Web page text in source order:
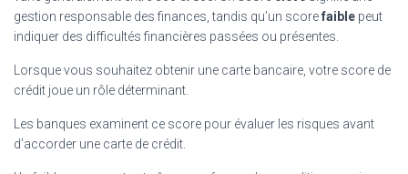
gestion responsable des finances, tandis qu’un scorefaible peut
indiquer des difficultés financières passées ou présentes.
Lorsque vous souhaitez obtenir une carte bancaire, votre score de
crédit joue un rôle déterminant.
Les banques examinent ce score pour évaluer les risques avant
d’accorder une carte de crédit.